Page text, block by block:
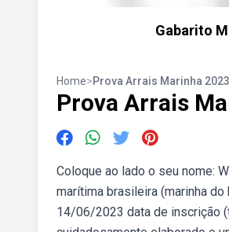
Gabarito
Home>Prova Arrais Marinha
Prova Arrais
Coloque ao lado o seu nome:
marítima brasileira (marinha
14/06/2023 data de inscrição